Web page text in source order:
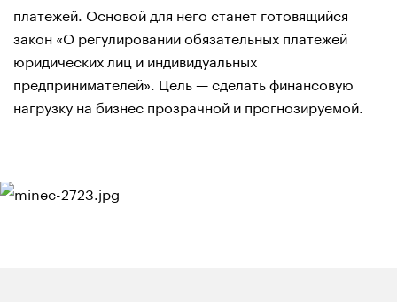
платежей. Основой для него станет готовящийся
закон «О регулировании обязательных платежей
юридических лиц и индивидуальных
предпринимателей». Цель — сделать финансовую
нагрузку на бизнес прозрачной и прогнозируемой.